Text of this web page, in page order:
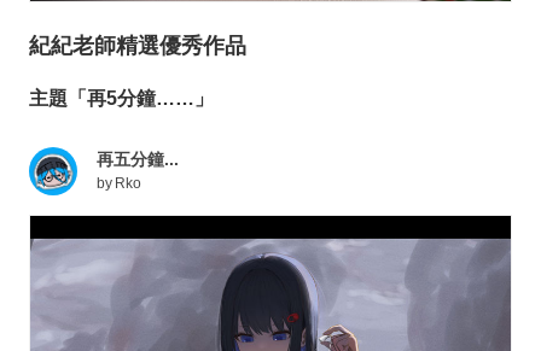
紀紀老師精選優秀作品
主題「再5分鐘……」
再五分鐘...
by Rko